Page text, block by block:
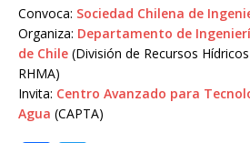
Convoca: Sociedad Chilena de
Organiza: Departamento de
de Chile (División de Recursos
RHMA)
Invita: Centro Avanzado para
Agua (CAPTA)